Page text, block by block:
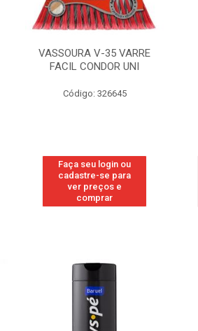
VASSOURA V-35 VARRE
FACIL CONDOR UNI
Código: 326645
Faça seu login ou
cadastre-se para
ver preços e
comprar